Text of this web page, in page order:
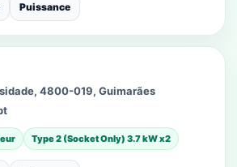
Puissance
4800-019, Guimarães
Type 2 (Socket Only) 3.7 kW x2